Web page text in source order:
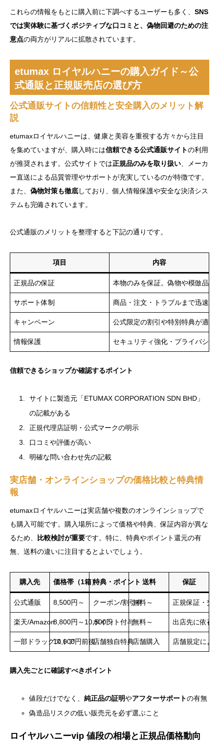
これらの情報をもとに購入前に下調べするユーザーも多く、 SNS
では実体験に基づくポジティブな口コミと、偽物回避のための注
意点の両方がリアルに拡散されています。
etumax ロイヤルハニーの購入ガイド～公
式通販と正規販売店の選び方
公式通販サイトの信頼性と安全購入のメリット解
説
etumaxロイヤルハニーは、健康と美容を重視する方々から注目
を集めていますが、購入時には信頼できる公式通販サイトの利用
が推奨されます。公式サイトでは正規品のみを取り扱い 、メーカ
ー直送による品質管理やサポートが充実しているのが特徴です。
また、 偽物対策も徹底しており、個人情報保護や安全な決済シス
テムも完備されています。
公式通販のメリットを整理すると下記の通りです。
項目 内容
正規品の保証 本物のみを保証。偽物や模倣品の
サポート体制 商品・注文・トラブルまで迅速に
キャンペーン 公式限定の割引や特別特典が適用
情報保護 セキュリティ強化・プライバシー
信頼できるショップか確認するポイント
サイトに製造元「ETUMAX CORPORATION SDN BHD」
の記載がある
正規代理店証明・公式マークの明示
口コミや評価が高い
明確な問い合わせ先の記載
実店舗・オンラインショップの価格比較と特典情
報
etumaxロイヤルハニーは実店舗や複数のオンラインショップで
も購入可能です。購入場所によって価格や特典、保証内容が異な
るため、
比較検討が重要です。特に、特典やポイント還元の有
無、送料の違いに注目するとよいでしょう。
購入先 価格帯（1箱）特典・ポイント 送料 保証
公式通販 8,500円～ クーポン/割引有無料～ 正規保証・交
楽天/Amazon8,800円～10,500円ポイント付与無料～ 出店先に依存
一部ドラッグストア10,000円前後店舗独自特典店舗購入 店舗規定によ
購入先ごとに確認すべきポイント
値段だけでなく、 純正品の証明やアフターサポートの有無
偽造品リスクの低い販売元を必ず選ぶこと
ロイヤルハニーvip 値段の相場と正規品価格動向